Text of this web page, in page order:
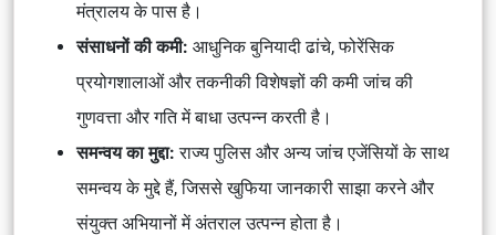
मंत्रालय के पास है।
संसाधनों की कमी: आधुनिक बुनियादी ढांचे, फोरेंसिक
प्रयोगशालाओं और तकनीकी विशेषज्ञों की कमी जांच की
गुणवत्ता और गति में बाधा उत्पन्न करती है।
समन्वय का मुद्दा:राज्य पुलिस और अन्य जांच एजेंसियों के साथ
समन्वय के मुद्दे हैं, जिससे खुफिया जानकारी साझा करने और
संयुक्त अभियानों में अंतराल उत्पन्न होता है।